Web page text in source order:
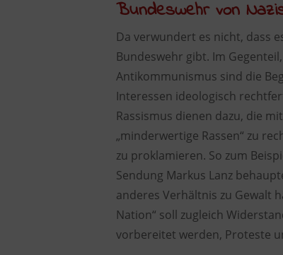
Bundeswehr von
Da verwundert es nicht, dass
Bundeswehr gibt. Im
Antikommunismus sind die
Interessen ideologisch
Rassismus dienen dazu, die
„minderwertige Rassen“ zu
zu proklamieren. So zum
Sendung Markus Lanz
anderes Verhältnis zu Gewalt
Nation“ soll zugleich
vorbereitet werden, Proteste